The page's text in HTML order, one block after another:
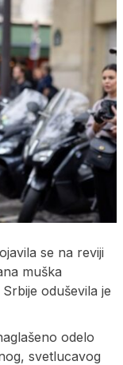
se na reviji
muška
oduševila je
odelo
svetlucavog